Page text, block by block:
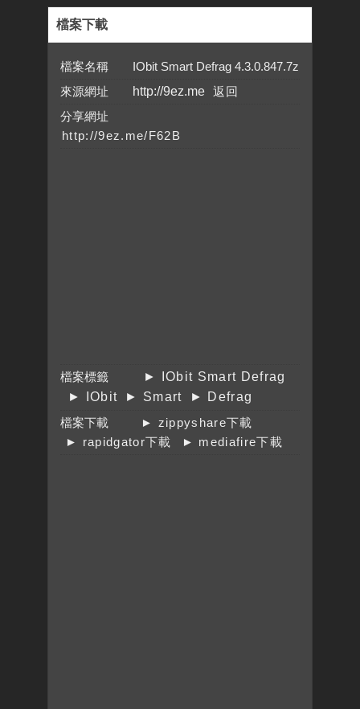
檔案下載
檔案名稱 IObit Smart Defrag 4.3.0.847.7z
來源網址
http://9ez.me
分享網址
檔案標籤
► IObit Smart Defrag
► IObit
► Smart
► Defrag
檔案下載